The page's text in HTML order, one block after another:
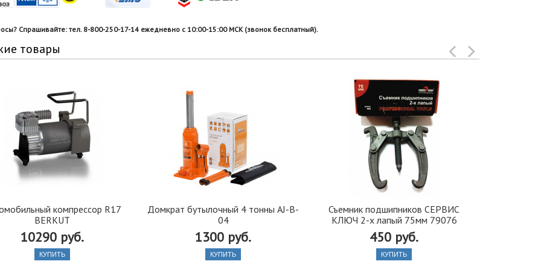
Спрашивайте: тел. 8-800-250-17-14 ежедневно с 10:00-15:00 МСК (звонок бесплатный).
товары
компрессор R17
BERKUT
10290 руб.
КУПИТЬ
Домкрат бутылочный 4 тонны AJ-B-
04
1300 руб.
КУПИТЬ
Съемник подшипников СЕРВИС
КЛЮЧ 2-х лапый 75мм 79076
450 руб.
КУПИТЬ